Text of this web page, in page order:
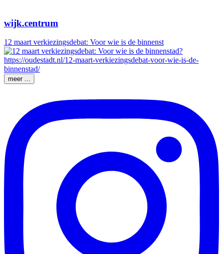
wijk.centrum
12 maart verkiezingsdebat: Voor wie is de binnenst
meer ...